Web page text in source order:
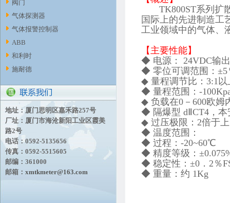
阀门
气体探测器
气体报警控制器
ABB
和利时
施耐德
地址：厦门思明区嘉禾路257号
厂址：厦门市海沧新阳工业区霞美
路2号
电话：0592-5135656
传真：0592-5515605
邮编：361000
邮箱： xmtkmeter@163.com
TK800ST系列扩散
国际上的先进制造工
工业领域中的气体、
【主要性能】
◆ 电源： 24VDC输
◆ 零位可调范围：±5
◆ 量程调节比：3:1以
◆ 量程范围：-
◆ 负载在0－600欧姆
◆ 隔爆型 dⅡCT4，本
◆ 过压极限：2倍于
◆ 温度范围：
◆ 过程：-20~60℃
◆ 精度等级：
◆ 稳定性：±0．2％
◆ 重量：约 1Kg